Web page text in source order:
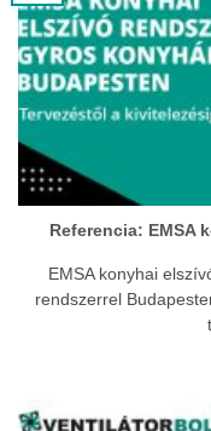
Referencia: EMSA
EMSA konyhai
rendszerrel